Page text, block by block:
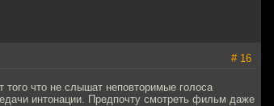
# 16
что не слышат неповторимые голоса
интонации. Предпочту смотреть фильм даже